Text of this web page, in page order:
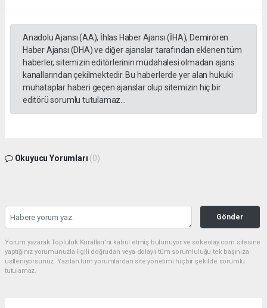
Anadolu Ajansı (AA), İhlas Haber Ajansı (İHA), Demirören
Haber Ajansı (DHA) ve diğer ajanslar tarafından eklenen tüm
haberler, sitemizin editörlerinin müdahalesi olmadan ajans
kanallarından çekilmektedir. Bu haberlerde yer alan hukuki
muhataplar haberi geçen ajanslar olup sitemizin hiç bir
editörü sorumlu tutulamaz...
Okuyucu Yorumları (0)
Gönder
Yorum yazarak Topluluk Kuralları’nı kabul etmiş bulunuyor ve sokeolay.com sitesine
yaptığınız yorumunuzla ilgili doğrudan veya dolaylı tüm sorumluluğu tek başınıza
üstleniyorsunuz. Yazılan tüm yorumlardan site yönetimi hiçbir şekilde sorumlu
tutulamaz.